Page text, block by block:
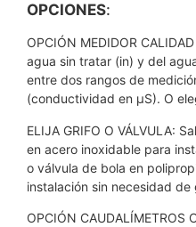
OPCIONES:
OPCIÓN MEDIDOR
agua sin tratar (in) y del
entre dos rangos de
(conductividad en µS). O
ELIJA GRIFO O VÁLVULA:
en acero inoxidable para
o válvula de bola en
instalación sin necesidad de
OPCIÓN CAUDALÍMETROS